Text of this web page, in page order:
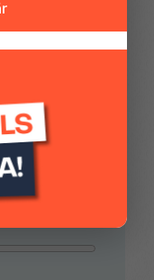
av
ut din
göra en